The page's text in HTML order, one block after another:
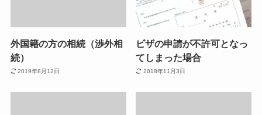
外国籍の方の相続（渉外相
続）
2019年8月12日
ビザの申請が不許可となっ
てしまった場合
2018年11月3日